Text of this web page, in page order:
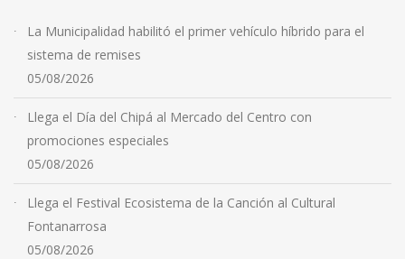
La Municipalidad habilitó el primer vehículo híbrido para el
sistema de remises
05/08/2026
Llega el Día del Chipá al Mercado del Centro con
promociones especiales
05/08/2026
Llega el Festival Ecosistema de la Canción al Cultural
Fontanarrosa
05/08/2026